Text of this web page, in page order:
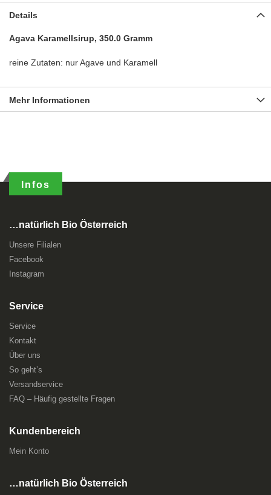
Details
Agava Karamellsirup, 350.0 Gramm
reine Zutaten: nur Agave und Karamell
Mehr Informationen
Infos
…natürlich Bio Österreich
Unsere Filialen
Facebook
Instagram
Service
Service
Kontakt
Über uns
So geht’s
Versandservice
FAQ – Häufig gestellte Fragen
Kundenbereich
Mein Konto
…natürlich Bio Österreich